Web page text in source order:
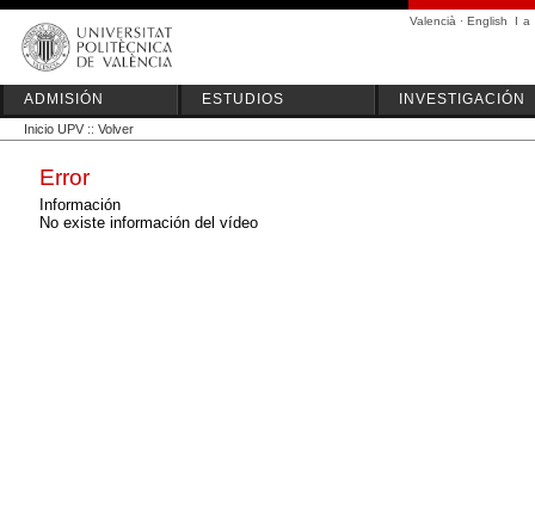
Valencià · English I a
ADMISIÓN ESTUDIOS INVESTIGACIÓN
Inicio UPV :: Volver
Error
Información
No existe información del vídeo